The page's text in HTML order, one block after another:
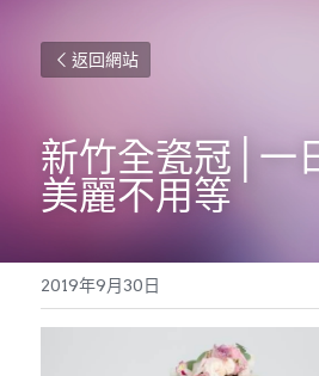
返回網站
新竹全瓷冠│一
美麗不用等
2019年9月30日